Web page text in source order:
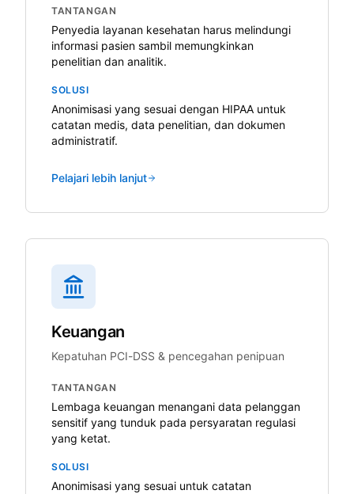
TANTANGAN
Penyedia layanan kesehatan harus melindungi
informasi pasien sambil memungkinkan
penelitian dan analitik.
SOLUSI
Anonimisasi yang sesuai dengan HIPAA untuk
catatan medis, data penelitian, dan dokumen
administratif.
Pelajari lebih lanjut
Keuangan
Kepatuhan PCI-DSS & pencegahan penipuan
TANTANGAN
Lembaga keuangan menangani data pelanggan
sensitif yang tunduk pada persyaratan regulasi
yang ketat.
SOLUSI
Anonimisasi yang sesuai untuk catatan